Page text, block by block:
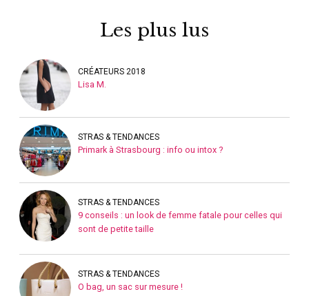
Les plus lus
CRÉATEURS 2018
Lisa M.
STRAS & TENDANCES
Primark à Strasbourg : info ou intox ?
STRAS & TENDANCES
9 conseils : un look de femme fatale pour celles qui
sont de petite taille
STRAS & TENDANCES
O bag, un sac sur mesure !